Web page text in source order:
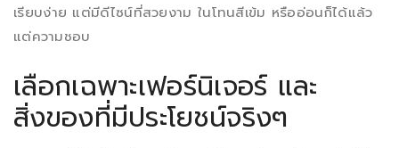
เรียบง่าย แต่มีดีไซน์ที่สวยงาม ในโทนสีเข้ม หรืออ่อนก็ได้แล้ว
แต่ความชอบ
เลือกเฉพาะเฟอร์นิเจอร์ และ
สิ่งของที่มีประโยชน์จริงๆ